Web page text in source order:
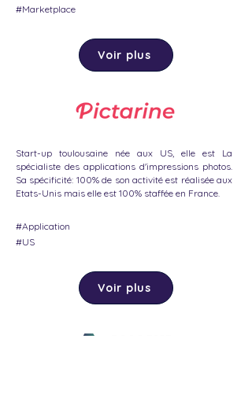
#Marketplace
Voir plus
Start-up toulousaine née aux US, elle est La
spécialiste des applications d'impressions photos.
Sa spécificité: 100% de son activité est réalisée aux
Etats-Unis mais elle est 100% staffée en France.
#Application
#US
Voir plus